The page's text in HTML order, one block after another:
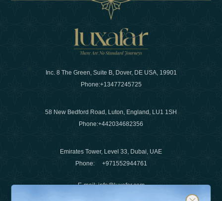
Inc. 8 The Green, Suite B, Dover, DE USA, 19901
Phone:+13477245725
58 New Bedford Road, Luton, England, LU1 1SH
Phone:+442034682356
Emirates Tower, Level 33, Dubai, UAE
Phone: +971552944761
E-mail:info@luxafar.com
Desideri saperne di più sulle ultime tendenze di viaggio?
Iscriviti alla nostra newsletter e rimani aggiornato